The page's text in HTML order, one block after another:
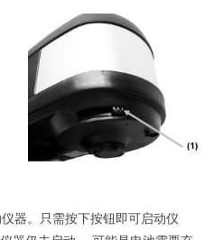
器。只需按下按钮即可启动仪